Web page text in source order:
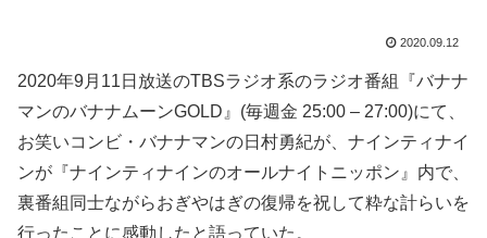
2020.09.12
2020年9月11日放送のTBSラジオ系のラジオ番組『バナナ
マンのバナナムーンGOLD』(毎週金 25:00 – 27:00)にて、
お笑いコンビ・バナナマンの日村勇紀が、ナインティナイ
ンが『ナインティナインのオールナイトニッポン』内で、
裏番組同士ながらおぎやはぎの復帰を祝して粋な計らいを
行ったことに感動したと語っていた。